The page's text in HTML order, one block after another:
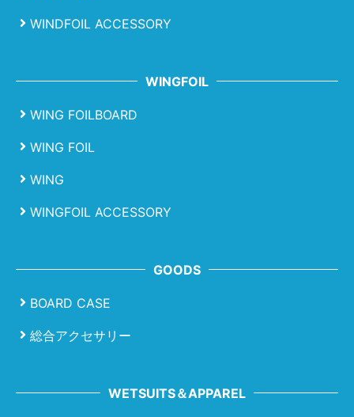
WINDFOIL ACCESSORY
WINGFOIL
WING FOILBOARD
WING FOIL
WING
WINGFOIL ACCESSORY
GOODS
BOARD CASE
総合アクセサリー
WETSUITS＆APPAREL